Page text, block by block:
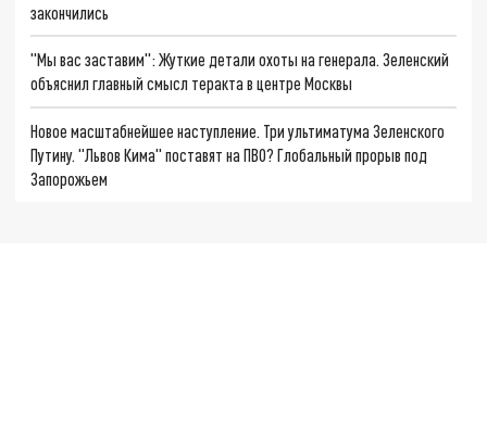
закончились
"Мы вас заставим": Жуткие детали охоты на генерала. Зеленский
объяснил главный смысл теракта в центре Москвы
Новое масштабнейшее наступление. Три ультиматума Зеленского
Путину. "Львов Кима" поставят на ПВО? Глобальный прорыв под
Запорожьем